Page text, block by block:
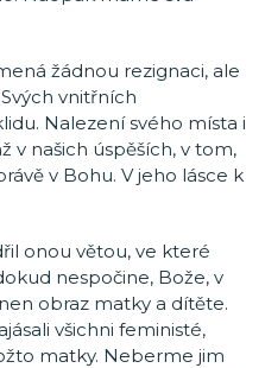
žádnou rezignaci, ale
vnitřních
Nalezení svého místa i
v našich úspěších, v tom,
v Bohu. V jeho lásce k
onou větou, ve které
nespočine, Bože, v
obraz matky a dítěte.
všichni feministé,
matky. Neberme jim